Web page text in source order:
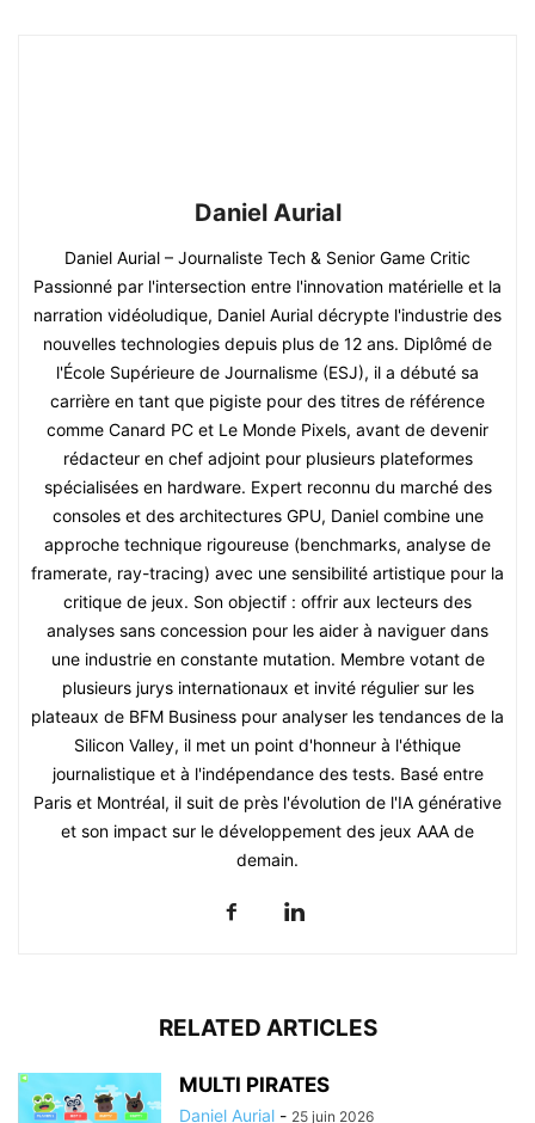
Daniel Aurial
Daniel Aurial – Journaliste Tech & Senior Game Critic
Passionné par l'intersection entre l'innovation matérielle et la
narration vidéoludique, Daniel Aurial décrypte l'industrie des
nouvelles technologies depuis plus de 12 ans. Diplômé de
l'École Supérieure de Journalisme (ESJ), il a débuté sa
carrière en tant que pigiste pour des titres de référence
comme Canard PC et Le Monde Pixels, avant de devenir
rédacteur en chef adjoint pour plusieurs plateformes
spécialisées en hardware. Expert reconnu du marché des
consoles et des architectures GPU, Daniel combine une
approche technique rigoureuse (benchmarks, analyse de
framerate, ray-tracing) avec une sensibilité artistique pour la
critique de jeux. Son objectif : offrir aux lecteurs des
analyses sans concession pour les aider à naviguer dans
une industrie en constante mutation. Membre votant de
plusieurs jurys internationaux et invité régulier sur les
plateaux de BFM Business pour analyser les tendances de la
Silicon Valley, il met un point d'honneur à l'éthique
journalistique et à l'indépendance des tests. Basé entre
Paris et Montréal, il suit de près l'évolution de l'IA générative
et son impact sur le développement des jeux AAA de
demain.
RELATED ARTICLES
MULTI PIRATES
Daniel Aurial - 25 juin 2026